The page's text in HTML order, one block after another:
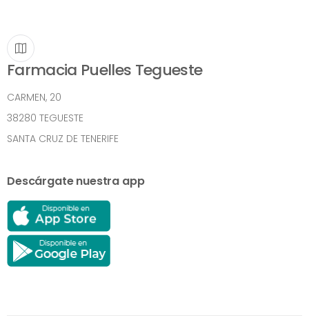
Farmacia Puelles Tegueste
CARMEN, 20
38280 TEGUESTE
SANTA CRUZ DE TENERIFE
Descárgate nuestra app